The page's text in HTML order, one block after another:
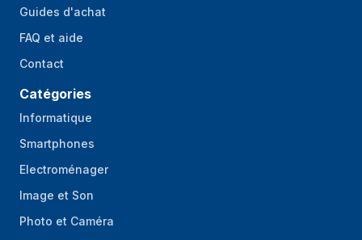
Guides d'achat
FAQ et aide
Contact
Catégories
Informatique
Smartphones
Electroménager
Image et Son
Photo et Caméra